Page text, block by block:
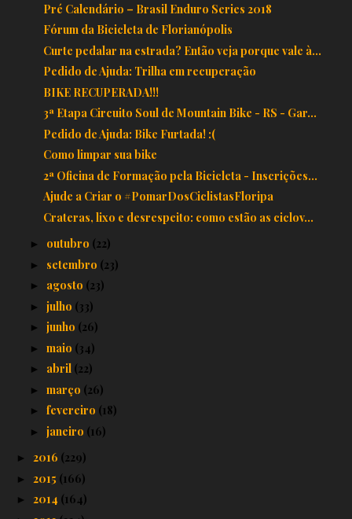
Pré Calendário – Brasil Enduro Series 2018
Fórum da Bicicleta de Florianópolis
Curte pedalar na estrada? Então veja porque vale à...
Pedido de Ajuda: Trilha em recuperação
BIKE RECUPERADA!!!
3ª Etapa Circuito Soul de Mountain Bike - RS - Gar...
Pedido de Ajuda: Bike Furtada! :(
Como limpar sua bike
2ª Oficina de Formação pela Bicicleta - Inscrições...
Ajude a Criar o #PomarDosCiclistasFloripa
Crateras, lixo e desrespeito: como estão as ciclov...
► outubro (22)
► setembro (23)
► agosto (23)
► julho (33)
► junho (26)
► maio (34)
► abril (22)
► março (26)
► fevereiro (18)
► janeiro (16)
► 2016 (229)
► 2015 (166)
► 2014 (164)